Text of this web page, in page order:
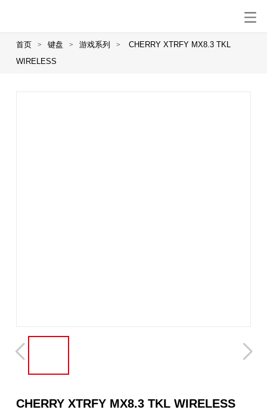
首页 > 键盘 > 游戏系列 >
CHERRY XTRFY MX8.3 TKL
WIRELESS
CHERRY XTRFY MX8.3 TKL WIRELESS